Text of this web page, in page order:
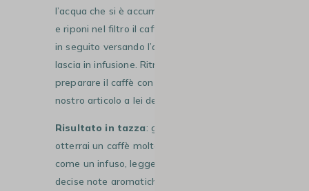
l’acqua che si è accumulata nel recipiente
e riponi nel filtro il caffè macinato. Procedi
in seguito versando l’acqua in più volte e
lascia in infusione. Ritrova tutti gli step per
preparare il caffè con una Chemex® nel
nostro articolo a lei dedicato.
Risultato in tazza: grazie alla Chemex®,
otterrai un caffè molto delicato, quasi
come un infuso, leggero in corpo e con
decise note aromatiche senza pari.